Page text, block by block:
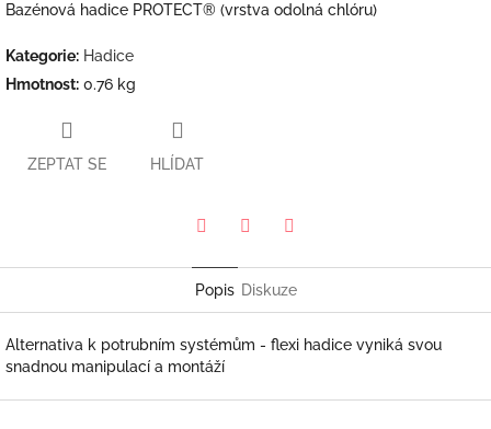
Bazénová hadice PROTECT® (vrstva odolná chlóru)
Kategorie: Hadice
Hmotnost: 0.76 kg
ZEPTAT SE HLÍDAT
Popis Diskuze
Alternativa k potrubním systémům - flexi hadice vyniká svou
snadnou manipulací a montáží